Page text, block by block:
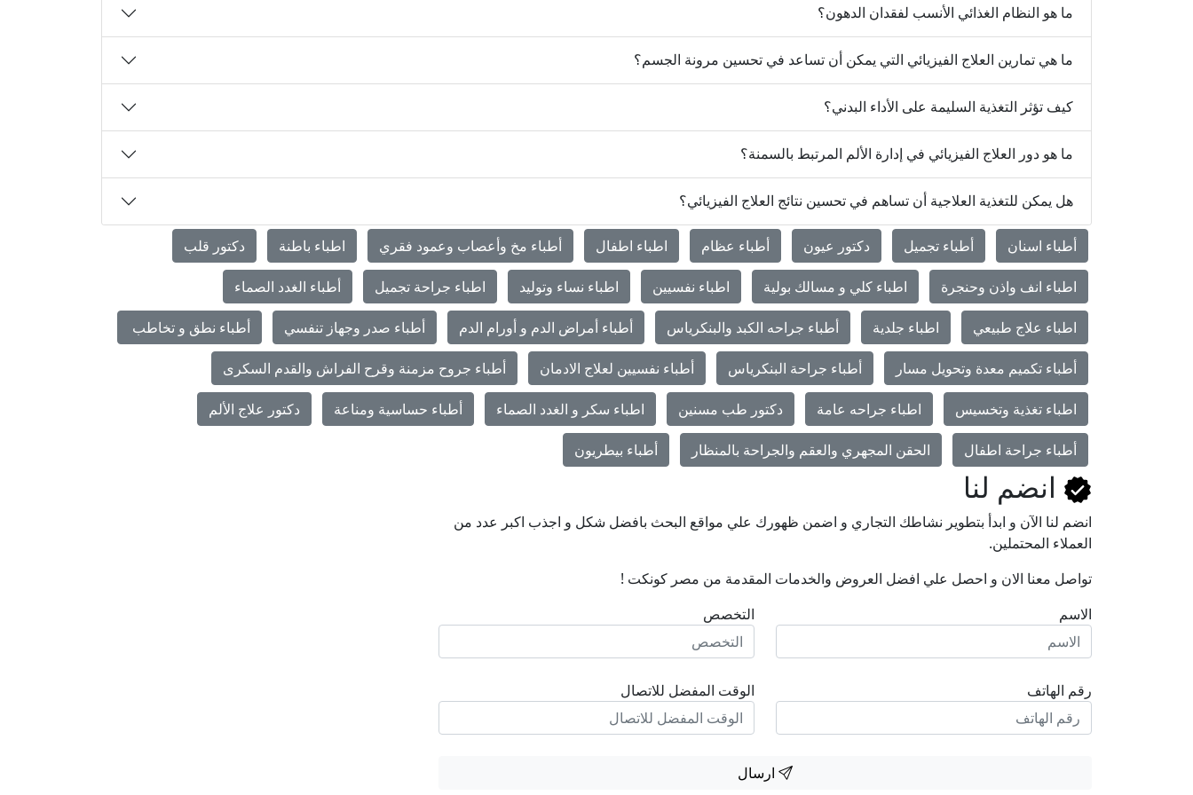
ما هو النظام الغذائي الأنسب لفقدان الدهون؟
ما هي تمارين العلاج الفيزيائي التي يمكن أن تساعد في تحسين مرونة الجسم؟
كيف تؤثر التغذية السليمة على الأداء البدني؟
ما هو دور العلاج الفيزيائي في إدارة الألم المرتبط بالسمنة؟
هل يمكن للتغذية العلاجية أن تساهم في تحسين نتائج العلاج الفيزيائي؟
أطباء اسنان أطباء تجميل دكتور عيون أطباء عظام اطباء اطفال أطباء مخ وأعصاب وعمود فقري اطباء باطنة دكتور قلب
اطباء انف واذن وحنجرة اطباء كلي و مسالك بولية اطباء نفسيين اطباء نساء وتوليد اطباء جراحة تجميل أطباء الغدد الصماء
اطباء علاج طبيعي اطباء جلدية أطباء جراحه الكبد والبنكرياس أطباء أمراض الدم و أورام الدم أطباء صدر وجهاز تنفسي أطباء نطق و تخاطب
أطباء تكميم معدة وتحويل مسار أطباء جراحة البنكرياس أطباء نفسيين لعلاج الادمان أطباء جروح مزمنة وقرح الفراش والقدم السكرى
اطباء تغذية وتخسيس اطباء جراحه عامة دكتور طب مسنين اطباء سكر و الغدد الصماء أطباء حساسية ومناعة دكتور علاج الألم
أطباء جراحة اطفال الحقن المجهري والعقم والجراحة بالمنظار أطباء بيطريون
انضم لنا
انضم لنا اﻵن و ابدأ بتطوير نشاطك التجاري و اضمن ظهورك علي مواقع البحث بافضل شكل و اجذب اكبر عدد من
العملاء المحتملين.
تواصل معنا الان و احصل علي افضل العروض والخدمات المقدمة من مصر كونكت !
الاسم
رقم الهاتف
التخصص
الوقت المفضل للاتصال
ارسال